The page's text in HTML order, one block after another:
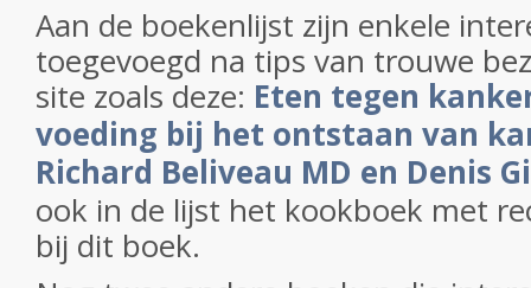
Aan de boekenlijst zijn enkele
toegevoegd na tips van trouwe
site zoals deze: Eten tegen
voeding bij het ontstaan van
Richard Beliveau MD en Denis
ook in de lijst het kookboek met
bij dit boek.